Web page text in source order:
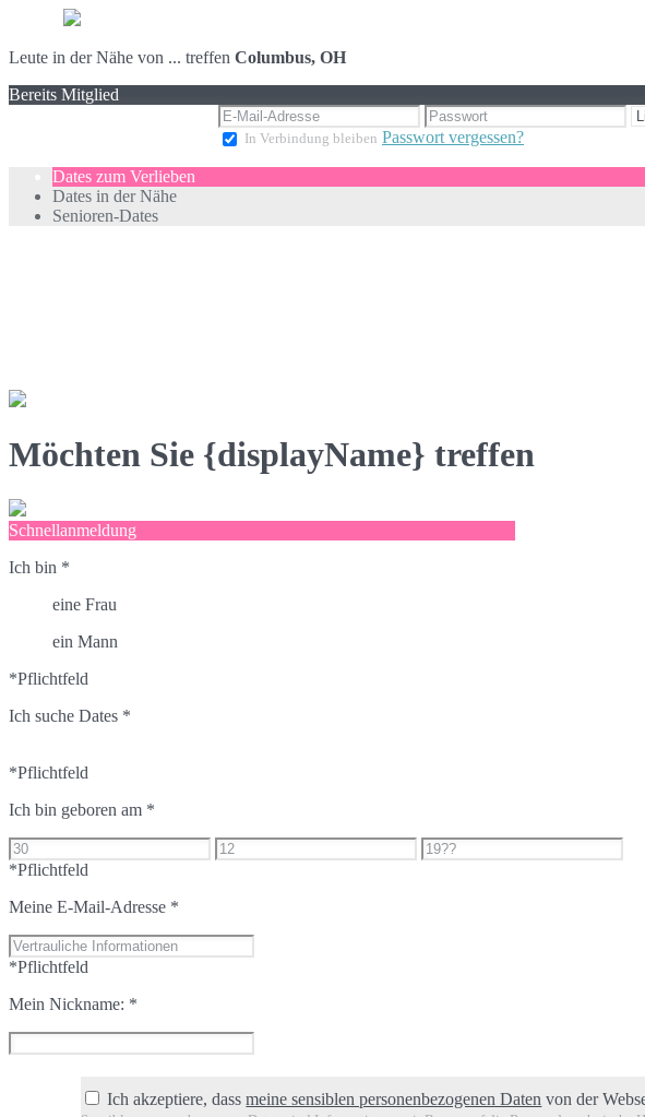
Leute in der Nähe von ... treffen Columbus, OH
Bereits Mitglied
In Verbindung bleiben Passwort vergessen?
Dates zum Verlieben
Dates in der Nähe
Senioren-Dates
Möchten Sie {displayName} treffen
Schnellanmeldung
Ich bin *
eine Frau
ein Mann
*Pflichtfeld
Ich suche Dates *
*Pflichtfeld
Ich bin geboren am *
*Pflichtfeld
Meine E-Mail-Adresse *
*Pflichtfeld
Mein Nickname: *
Ich akzeptiere, dassmeine sensiblen personenbezogenen Daten von der